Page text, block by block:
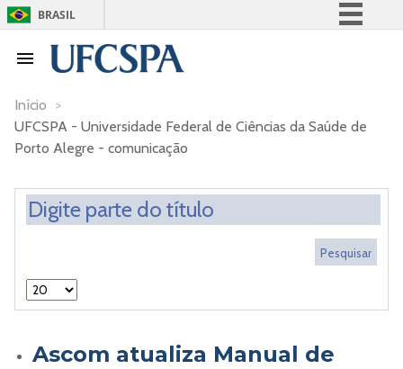
BRASIL
Acesso à informação
Canais
Início >
UFCSPA - Universidade Federal de Ciências da Saúde de
Porto Alegre - comunicação
Ascom atualiza Manual de